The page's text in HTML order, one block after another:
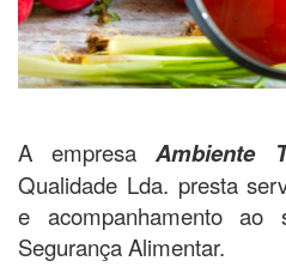
A empresaAmbiente
Qualidade Lda. presta
e acompanhamento
Segurança Alimentar.